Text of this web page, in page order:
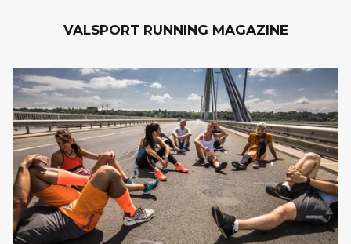
VALSPORT RUNNING MAGAZINE